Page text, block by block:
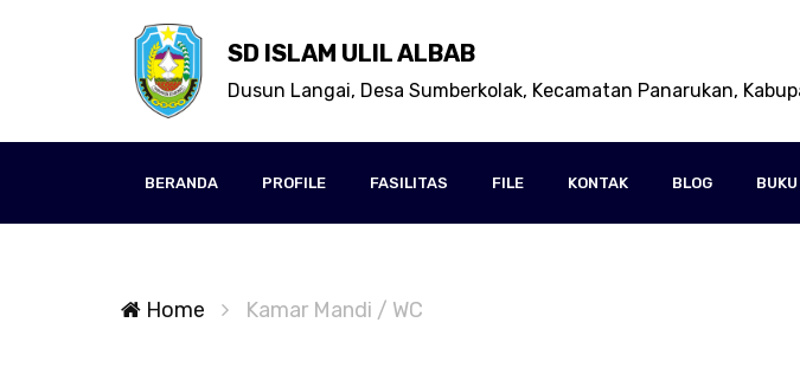
SD ISLAM ULIL ALBAB
Dusun Langai, Desa Sumberkolak, Kecamatan Panarukan,
BERANDA PROFILE FASILITAS FILE KONTAK BLOG
Home Kamar Mandi / WC